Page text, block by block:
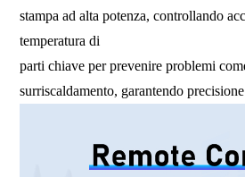
stampa ad alta potenza, controllando
temperatura di
parti chiave per prevenire problemi
surriscaldamento, garantendo